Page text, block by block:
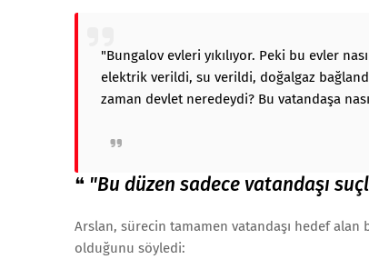
"Bungalov evleri yıkılıyor. Peki bu evler
elektrik verildi, su verildi, doğalgaz
zaman devlet neredeydi? Bu vatandaşa
❝ "Bu düzen sadece vatandaşı
Arslan, sürecin tamamen vatandaşı hedef
olduğunu söyledi: